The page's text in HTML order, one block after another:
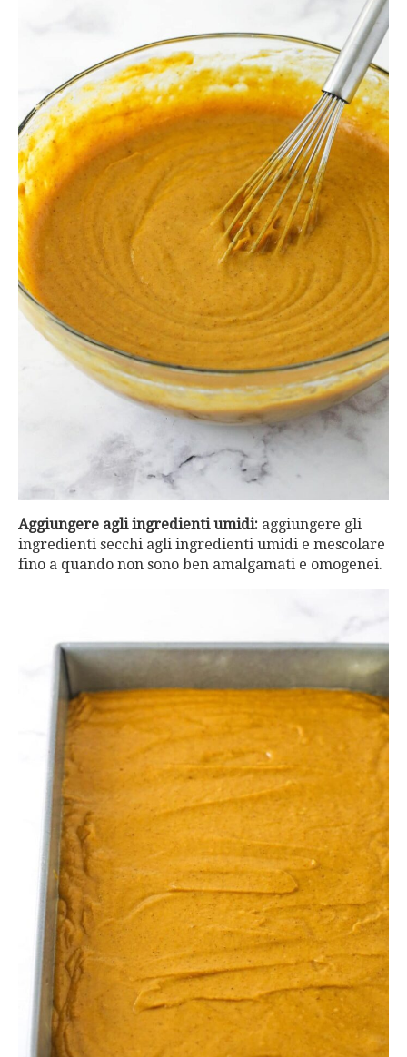
Aggiungere agli ingredienti umidi: aggiungere gli
ingredienti secchi agli ingredienti umidi e mescolare
fino a quando non sono ben amalgamati e omogenei.